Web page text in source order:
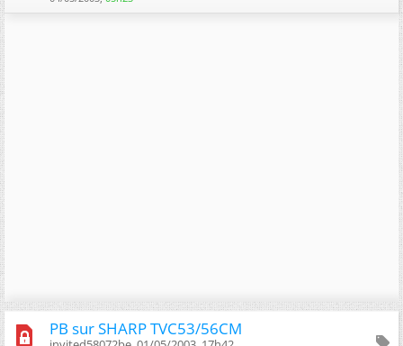
PB sur SHARP TVC53/56CM